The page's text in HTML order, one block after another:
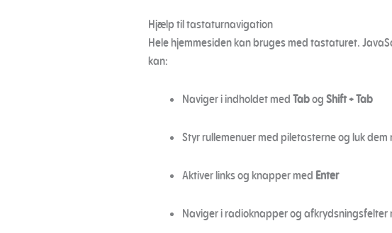
Hjælp til tastaturnavigation
Hele hjemmesiden kan bruges med tastaturet.
kan:
Naviger i indholdet medTabogShift + Tab
Styr rullemenuer med piletasterne og luk dem
Aktiver links og knapper med Enter
Naviger i radioknapper og